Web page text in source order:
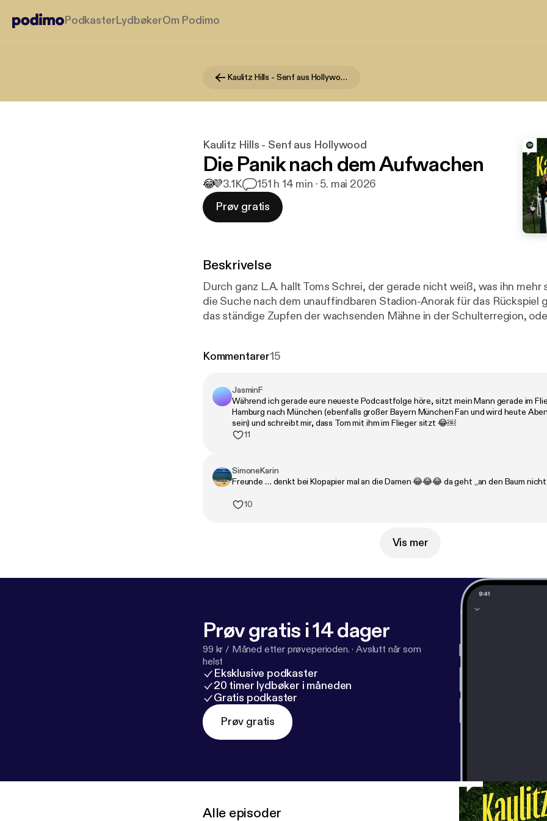
PodkasterLydbøkerOm Podimo
Kaulitz Hills - Senf aus Hollywood
Kaulitz Hills - Senf aus Hollywood
Die Panik nach dem Aufwachen
😂💜3.1K 151 h 14 min · 5. mai 2026
Prøv gratis
Beskrivelse
Durch ganz L.A. hallt Toms Schrei, der gerade nicht weiß, was ihn mehr
die Suche nach dem unauffindbaren Stadion-Anorak für das Rückspiel
das ständige Zupfen der wachsenden Mähne in der Schulterregion,
ignoriert, und Braus für Freundin Sarah, deren Anwesenheit dem
Over entlockte. Zum Glück hat Daniel schon für Drinks gesorgt. Cheers,
Alle weiteren Infos rund um den Podcast, Updates und Werbepartner
tps://www.instagram.com/kaulitzhills.podcast/[https://
s.podcast/
Kommentarer15
JasminF
Während ich gerade eure neueste Podcastfolge höre, sitzt mein Mann gerade im
Hamburg nach München (ebenfalls großer Bayern München Fan und wird heute
sein) und schreibt mir, dass Tom mit ihm im Flieger sitzt 😂￼
11
SimoneKarin
Freunde … denkt bei Klopapier mal an die Damen 😂😂😂 da geht „an den Baum
10
Vis mer
Prøv gratis i 14 dager
99 kr / Måned etter prøveperioden. ·Avslutt når som
helst
Eksklusive podkaster
20 timer lydbøker i måneden
Gratis podkaster
Prøv gratis
Alle episoder